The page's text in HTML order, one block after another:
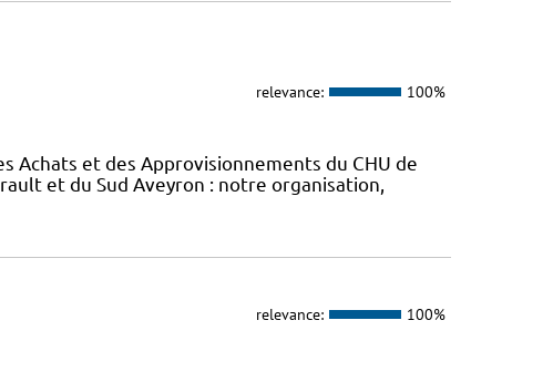
relevance: 100%
Achats et des Approvisionnements du CHU de
et du Sud Aveyron : notre organisation,
relevance: 100%